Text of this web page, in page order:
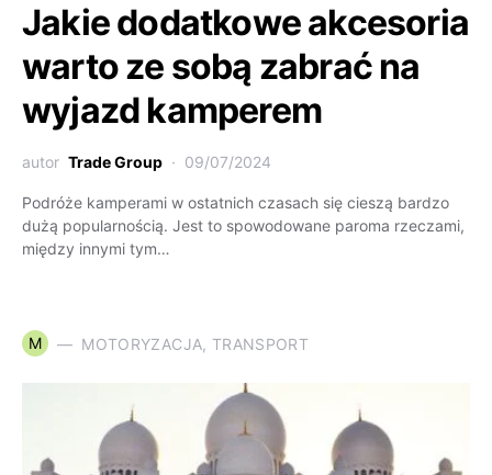
Jakie dodatkowe akcesoria
warto ze sobą zabrać na
wyjazd kamperem
autor Trade Group 09/07/2024
Podróże kamperami w ostatnich czasach się cieszą bardzo
dużą popularnością. Jest to spowodowane paroma rzeczami,
między innymi tym…
M MOTORYZACJA, TRANSPORT